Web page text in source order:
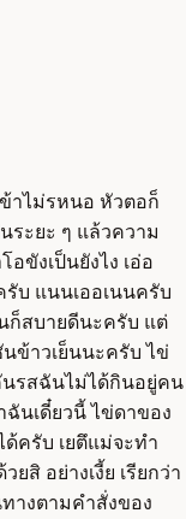
าไม่รหนอ หัวตอก็
ระยะ ๆ แล้วความ
ขังเป็นยังไง เอ่อ
บ แนนเออเนนครับ
ก็สบายดีนะครับ แต่
ข้าวเย็นนะครับ ไข่
รสฉันไม่ได้กินอยู่คน
นเดี๋ยวนี้ ไข่ดาของ
ครับ เยตึแม่จะทำ
สิ อย่างเงี้ย เรียกว่า
างตามคำสั่งของ